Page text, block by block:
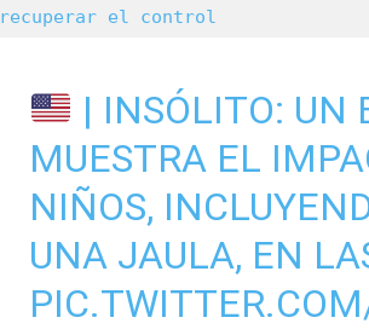
recuperar el control
| INSÓLITO: UN
MUESTRA EL
NIÑOS,
UNA JAULA, EN